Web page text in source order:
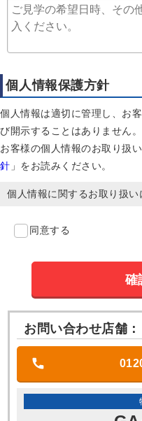
個人情報保護方針
個人情報は適切に管理し、お
び開示することはありません。
お客様の個人情報のお取り扱
針 」をお読みください。
個人情報に関するお取り扱い
同意する
お問い合わせ店舗：